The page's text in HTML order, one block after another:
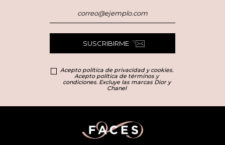
SUSCRIBIRME
Acepto política de privacidad y cookies.
Acepto política de términos y
condiciones. Excluye las marcas Dior y
Chanel